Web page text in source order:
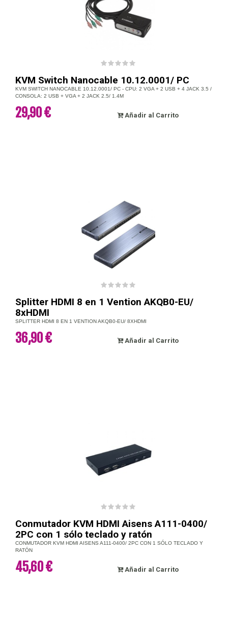
KVM Switch Nanocable 10.12.0001/ PC
KVM SWITCH NANOCABLE 10.12.0001/ PC - CPU: 2 VGA + 2 USB + 4 JACK 3.5 /
CONSOLA: 2 USB + VGA + 2 JACK 2.5/ 1.4M
29,90 € Añadir al Carrito
Splitter HDMI 8 en 1 Vention AKQB0-EU/
8xHDMI
SPLITTER HDMI 8 EN 1 VENTION AKQB0-EU/ 8XHDMI
36,90 € Añadir al Carrito
Conmutador KVM HDMI Aisens A111-0400/
2PC con 1 sólo teclado y ratón
CONMUTADOR KVM HDMI AISENS A111-0400/ 2PC CON 1 SÓLO TECLADO Y
RATÓN
45,60 € Añadir al Carrito